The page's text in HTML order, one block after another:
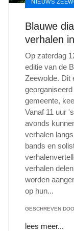
NIEUWS
Blauwe
verhalen
Op zaterdag
editie van de
Zeewolde. Dit
gemeente,
Vanaf 11 uur
avonds
verhalen
bands en
verhalen
worden
op hun...
GESCHREVEN
lees meer...